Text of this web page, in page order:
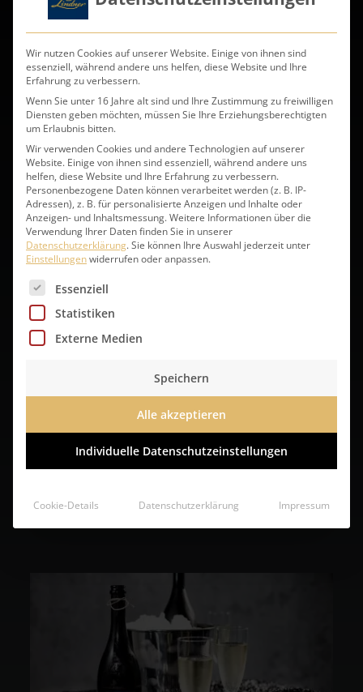
Steinofenbaguette
online bestellen
Ciabatta
Wir nutzen Cookies auf unserer Website. Einige von ihnen sind
essenziell, während andere uns helfen, diese Website und Ihre
Erfahrung zu verbessern.
Wenn Sie unter 16 Jahre alt sind und Ihre Zustimmung zu freiwilligen
Diensten geben möchten, müssen Sie Ihre Erziehungsberechtigten
um Erlaubnis bitten.
Wir verwenden Cookies und andere Technologien auf unserer
Website. Einige von ihnen sind essenziell, während andere uns
helfen, diese Website und Ihre Erfahrung zu verbessern.
Personenbezogene Daten können verarbeitet werden (z. B. IP-
Adressen), z. B. für personalisierte Anzeigen und Inhalte oder
Anzeigen- und Inhaltsmessung.Weitere Informationen über die
Verwendung Ihrer Daten finden Sie in unserer
Datenschutzerklärung.Sie können Ihre Auswahl jederzeit unter
Einstellungenwiderrufen oder anpassen.
Es folgt eine Liste der Service-Gruppen, für die eine
Essenziell
Statistiken
Externe Medien
Speichern
Alle akzeptieren
Individuelle Datenschutzeinstellungen
Cookie-Details Datenschutzerklärung Impressum